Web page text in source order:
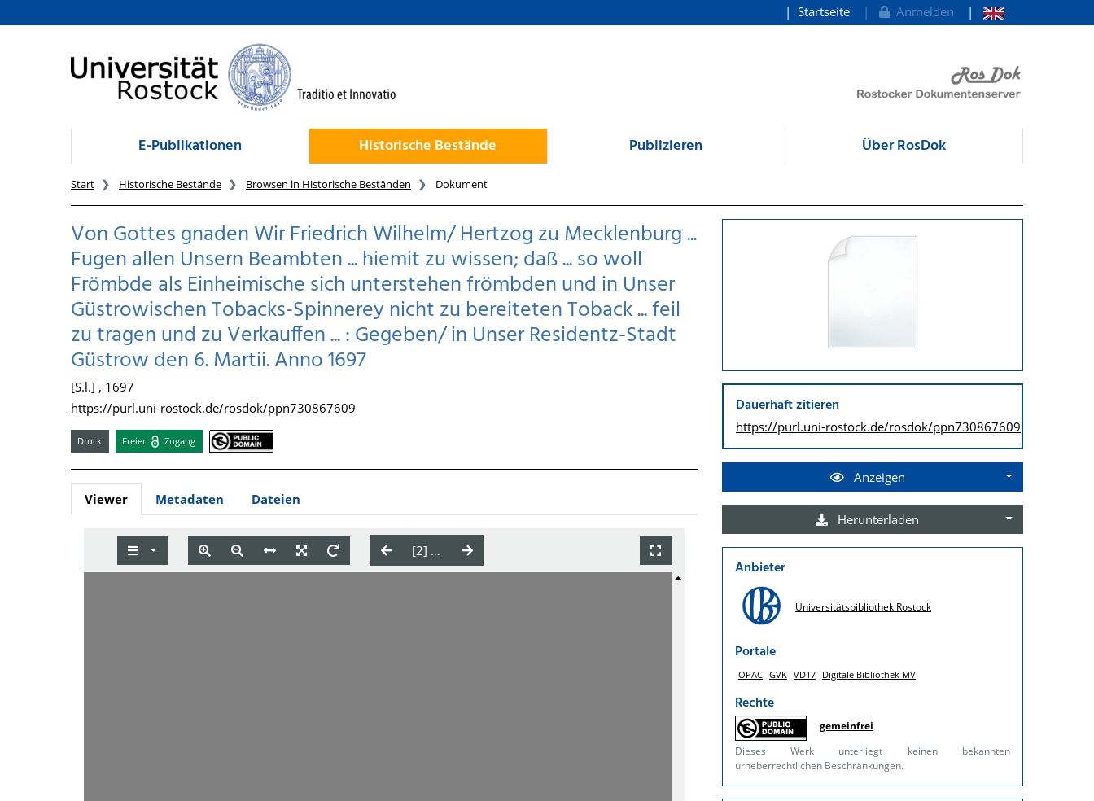
zum Inhalt
Startseite Anmelden
E-Publikationen Historische Bestände Publizieren Über RosDok
Start Historische Bestände Browsen in Historische Beständen Dokument
Von Gottes gnaden Wir Friedrich Wilhelm/ Hertzog zu Mecklenburg ...
Fugen allen Unsern Beambten ... hiemit zu wissen; daß ... so woll
Frömbde als Einheimische sich unterstehen frömbden und in Unser
Güstrowischen Tobacks-Spinnerey nicht zu bereiteten Toback ... feil
zu tragen und zu Verkauffen ... : Gegeben/ in Unser Residentz-Stadt
Güstrow den 6. Martii. Anno 1697
[S.l.] , 1697
https://purl.uni-rostock.de/rosdok/ppn730867609
Druck Freier Zugang
Viewer Metadaten Dateien
Dauerhaft zitieren
https://purl.uni-rostock.de/rosdok/ppn730867609
Anzeigen
Herunterladen
Anbieter
Universitätsbibliothek Rostock
Portale
OPAC GVK VD17 Digitale Bibliothek MV
Rechte
gemeinfrei
Dieses Werk unterliegt keinen bekannten
urheberrechtlichen Beschränkungen.